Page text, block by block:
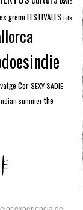
es gremiFESTIVALES folk
CorSEXY SADIE
summerthe